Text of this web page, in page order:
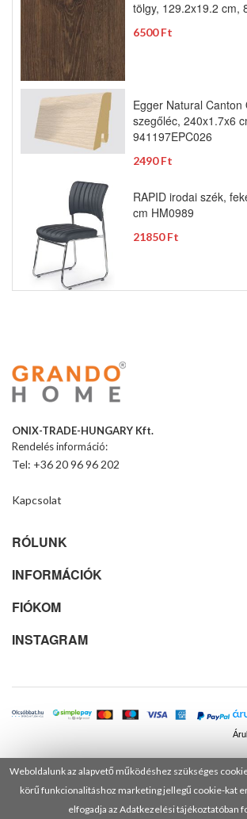
Weboldalunk az alapvető működéshez szükséges
körű funkcionalitáshoz marketing jellegű cookie-kat
elfogadja az Adatkezelési tájékoztatóban
tölgy, 129.2x19.2 cm,
6500 Ft
Egger Natural Canton
szegőléc, 240x1.7x6
941197EPC026
2490 Ft
RAPID irodai szék,
cm HM0989
21850 Ft
ONIX-TRADE-HUNGARY Kft.
Rendelés információ:
Tel: +36 20 96 96 202
Kapcsolat
RÓLUNK
INFORMÁCIÓK
FIÓKOM
INSTAGRAM
© 2025 Minden jog fenntartva! DANUSA